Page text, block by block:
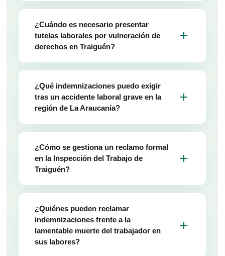
¿Cuándo es necesario presentar
tutelas laborales por vulneración de
derechos en Traiguén?
add
¿Qué indemnizaciones puedo exigir
tras un accidente laboral grave en la
región de La Araucanía?
add
¿Cómo se gestiona un reclamo formal
en la Inspección del Trabajo de
Traiguén?
add
¿Quiénes pueden reclamar
indemnizaciones frente a la
lamentable muerte del trabajador en
sus labores?
add